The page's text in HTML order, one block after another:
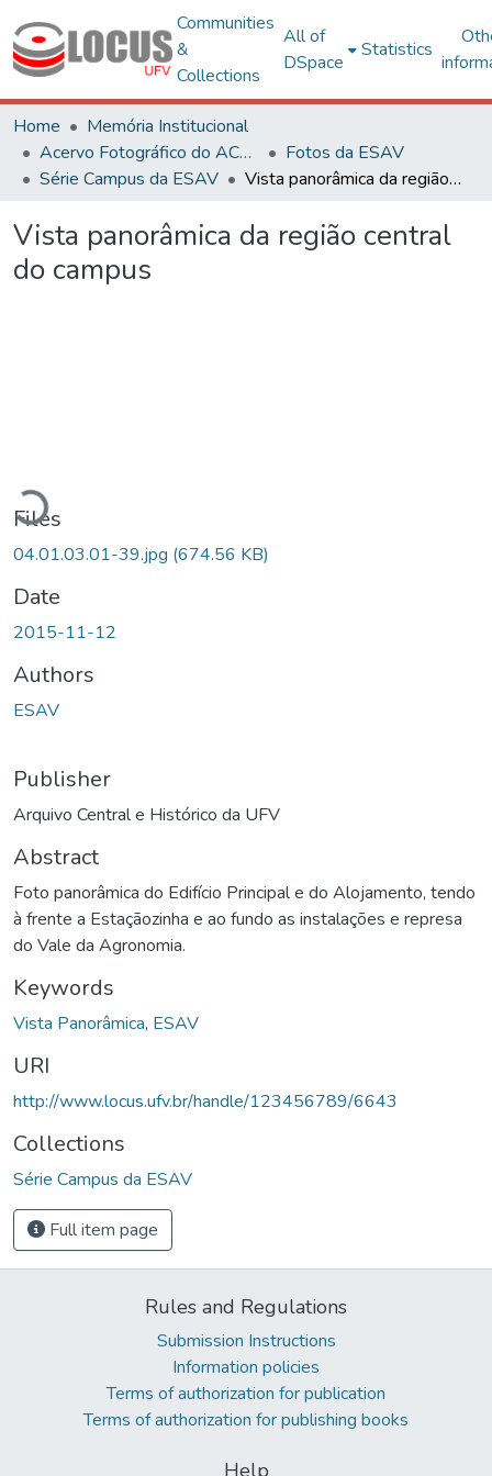
Communities
&
Collections
All of
DSpace
Statistics
Home
Memória Institucional
Acervo Fotográfico do ACH-UFV
Fotos da ESAV
Série Campus da ESAV
Vista panorâmica da região central do campus
Vista panorâmica da região central
do campus
Files
04.01.03.01-39.jpg (674.56 KB)
Date
2015-11-12
Authors
ESAV
Publisher
Arquivo Central e Histórico da UFV
Abstract
Foto panorâmica do Edifício Principal e do Alojamento, tendo
à frente a Estaçãozinha e ao fundo as instalações e represa
do Vale da Agronomia.
Keywords
Vista Panorâmica, ESAV
URI
http://www.locus.ufv.br/handle/123456789/6643
Collections
Série Campus da ESAV
Full item page
Rules and Regulations
Submission Instructions
Information policies
Terms of authorization for publication
Terms of authorization for publishing books
Help